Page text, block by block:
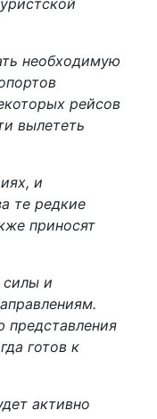
необходимую
рейсов
вылететь
и
те редкие
приносят
силы и
представления
готов к
активно